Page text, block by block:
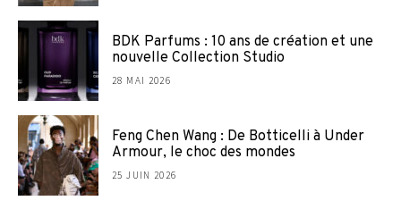
BDK Parfums : 10 ans de création et une
nouvelle Collection Studio
28 MAI 2026
Feng Chen Wang : De Botticelli à Under
Armour, le choc des mondes
25 JUIN 2026